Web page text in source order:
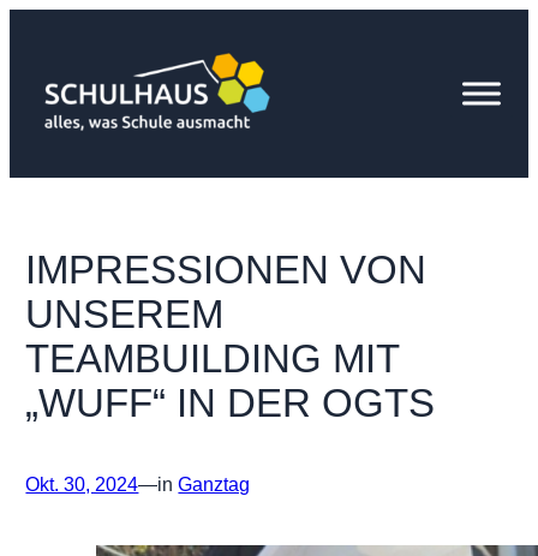
springen
IMPRESSIONEN VON
UNSEREM
TEAMBUILDING MIT
„WUFF“ IN DER OGTS
Okt. 30, 2024—inGanztag